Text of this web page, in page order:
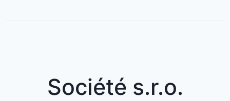
Société s.r.o.